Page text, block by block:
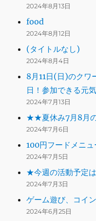
2024年8月13日
food
2024年8月12日
(タイトルなし)
2024年8月4日
8月11日(日)のクワ
日！参加できる元
2024年7月13日
★★夏休み7月8月の
2024年7月6日
100円フードメニュ
2024年7月5日
★今週の活動予定は
2024年7月3日
ゲーム遊び、コイ
2024年6月25日